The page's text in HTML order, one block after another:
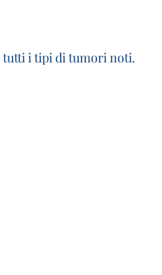
tutti i tipi di tumori noti.